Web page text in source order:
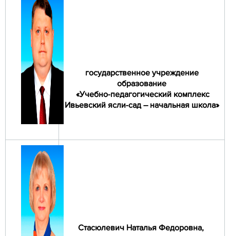
государственное учреждение
образование
«Учебно-педагогический комплекс
Ивьевский ясли-сад – начальная школа»
Стасюлевич Наталья Федоровна,